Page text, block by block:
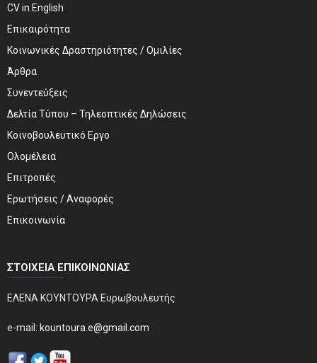
CV in English
Επικαιρότητα
Κοινωνικές Δραστηριότητες / Ομιλίες
Άρθρα
Συνεντεύξεις
Δελτία Τύπου – Τηλεοπτικές Δηλώσεις
Κοινοβουλευτικό Εργο
Ολομέλεια
Επιτροπές
Ερωτήσεις / Αναφορές
Επικοινωνία
ΣΤΟΙΧΕΊΑ ΕΠΙΚΟΙΝΩΝΊΑΣ
ΕΛΕΝΑ ΚΟΥΝΤΟΥΡΑ Ευρωβουλευτής
e-mail: kountoura.e@gmail.com